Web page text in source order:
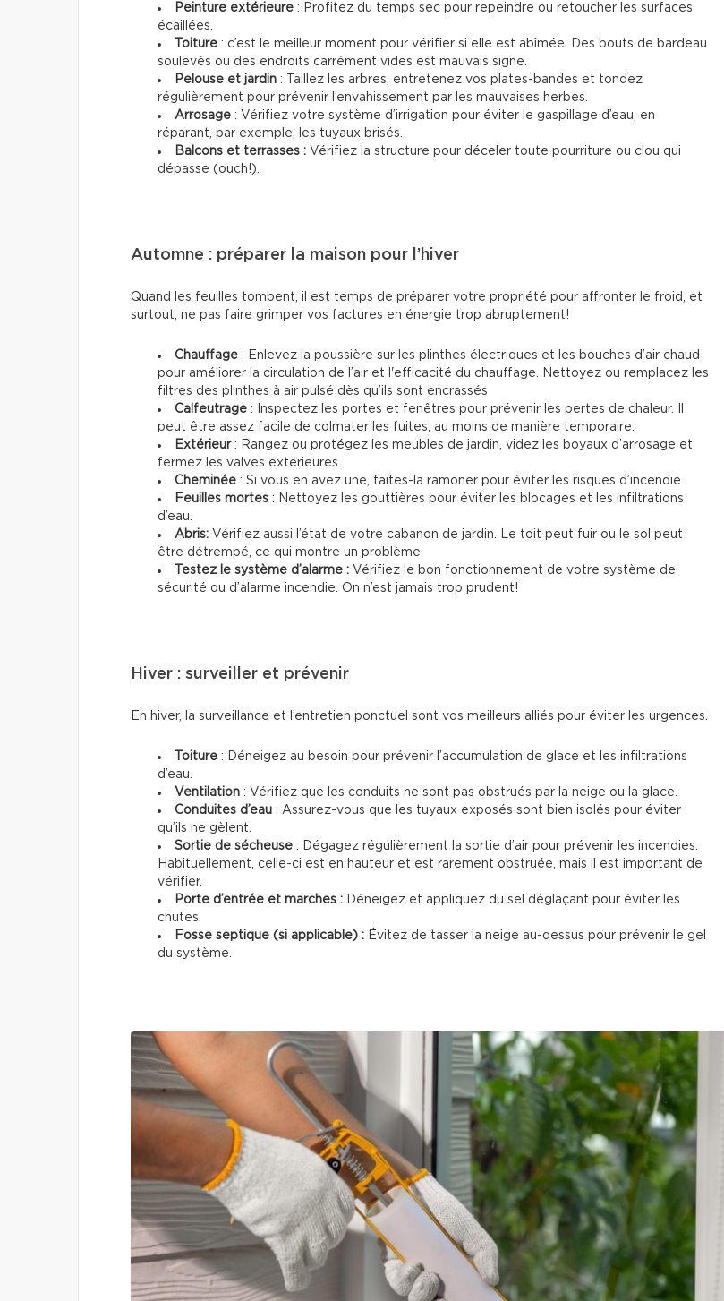
Peinture extérieure : Profitez du temps sec pour repeindre ou retoucher les surfaces
écaillées.
Toiture : c’est le meilleur moment pour vérifier si elle est abîmée. Des bouts de bardeau
soulevés ou des endroits carrément vides est mauvais signe.
Pelouse et jardin : Taillez les arbres, entretenez vos plates-bandes et tondez
régulièrement pour prévenir l’envahissement par les mauvaises herbes.
Arrosage : Vérifiez votre système d’irrigation pour éviter le gaspillage d’eau, en
réparant, par exemple, les tuyaux brisés.
Balcons et terrasses : Vérifiez la structure pour déceler toute pourriture ou clou qui
dépasse (ouch!).
Automne : préparer la maison pour l’hiver
Quand les feuilles tombent, il est temps de préparer votre propriété pour affronter le froid, et
surtout, ne pas faire grimper vos factures en énergie trop abruptement!
Chauffage : Enlevez la poussière sur les plinthes électriques et les bouches d’air chaud
pour améliorer la circulation de l’air et l'efficacité du chauffage. Nettoyez ou remplacez les
filtres des plinthes à air pulsé dès qu’ils sont encrassés
Calfeutrage : Inspectez les portes et fenêtres pour prévenir les pertes de chaleur. Il
peut être assez facile de colmater les fuites, au moins de manière temporaire.
Extérieur: Rangez ou protégez les meubles de jardin, videz les boyaux d’arrosage et
fermez les valves extérieures.
Cheminée : Si vous en avez une, faites-la ramoner pour éviter les risques d’incendie.
Feuilles mortes : Nettoyez les gouttières pour éviter les blocages et les infiltrations
d’eau.
Abris: Vérifiez aussi l’état de votre cabanon de jardin. Le toit peut fuir ou le sol peut
être détrempé, ce qui montre un problème.
Testez le système d’alarme : Vérifiez le bon fonctionnement de votre système de
sécurité ou d’alarme incendie. On n’est jamais trop prudent!
Hiver : surveiller et prévenir
En hiver, la surveillance et l’entretien ponctuel sont vos meilleurs alliés pour éviter les urgences.
Toiture : Déneigez au besoin pour prévenir l’accumulation de glace et les infiltrations
d’eau.
Ventilation : Vérifiez que les conduits ne sont pas obstrués par la neige ou la glace.
Conduites d’eau : Assurez-vous que les tuyaux exposés sont bien isolés pour éviter
qu’ils ne gèlent.
Sortie de sécheuse : Dégagez régulièrement la sortie d’air pour prévenir les incendies.
Habituellement, celle-ci est en hauteur et est rarement obstruée, mais il est important de
vérifier.
Porte d’entrée et marches : Déneigez et appliquez du sel déglaçant pour éviter les
chutes.
Fosse septique (si applicable) : Évitez de tasser la neige au-dessus pour prévenir le gel
du système.